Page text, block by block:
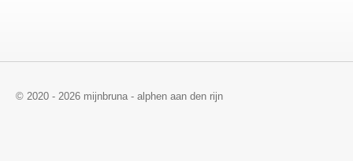
© 2020 - 2026 mijnbruna - alphen aan den rijn